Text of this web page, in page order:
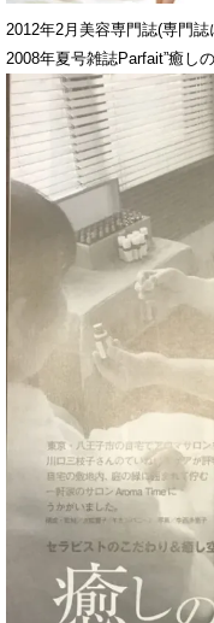
2012年2月美容専門誌(専門
2008年夏号雑誌Parfait”癒し